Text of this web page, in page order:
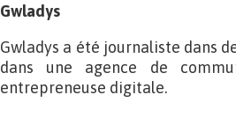
Gwladys
Gwladys a été journaliste dans
dans une agence de
entrepreneuse digitale.